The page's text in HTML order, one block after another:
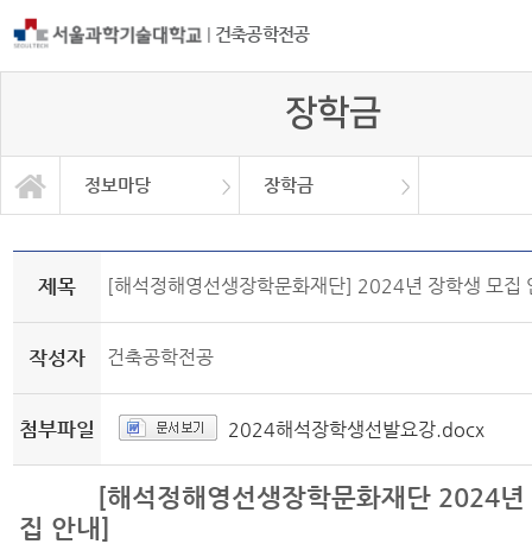
| 건축공학전공
장학금
정보마당 장학금
학과소개
교과과정
대학/대학원
정보마당
공학교육인증
졸업작품발표 및 연구실소개
취업/각종대회/유학
장학금
기타 안내
동문회
갤러리
건축공학산학협의회
학생동아리
제목 [해석정해영선생장학문화재단] 2024년 장학생 모집
작성자 건축공학전공
첨부파일 2024해석장학생선발요강.docx
[해석정해영선생장학문화재단 2024년
집 안내]